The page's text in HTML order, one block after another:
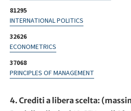
81295
INTERNATIONAL POLITICS
32626
ECONOMETRICS
37068
PRINCIPLES OF MANAGEMENT
4. Crediti a libera scelta: